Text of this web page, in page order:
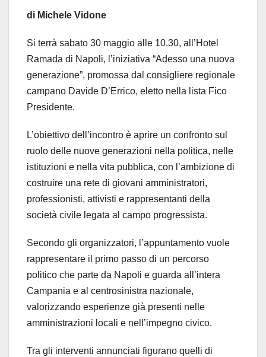
di Michele Vidone
Si terrà sabato 30 maggio alle 10.30, all’Hotel
Ramada di Napoli, l’iniziativa “Adesso una nuova
generazione”, promossa dal consigliere regionale
campano Davide D’Errico, eletto nella lista Fico
Presidente.
L’obiettivo dell’incontro è aprire un confronto sul
ruolo delle nuove generazioni nella politica, nelle
istituzioni e nella vita pubblica, con l’ambizione di
costruire una rete di giovani amministratori,
professionisti, attivisti e rappresentanti della
società civile legata al campo progressista.
Secondo gli organizzatori, l’appuntamento vuole
rappresentare il primo passo di un percorso
politico che parte da Napoli e guarda all’intera
Campania e al centrosinistra nazionale,
valorizzando esperienze già presenti nelle
amministrazioni locali e nell’impegno civico.
Tra gli interventi annunciati figurano quelli di